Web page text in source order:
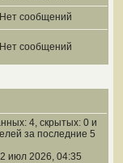
Нет сообщений
Нет сообщений
4, скрытых: 0 и
за последние 5
июл 2026, 04:35